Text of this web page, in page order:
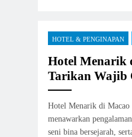
HOTEL & PENGINAPAN
Hotel Menarik
Tarikan Wajib
Hotel Menarik di Macao
menawarkan
seni bina bersejarah,